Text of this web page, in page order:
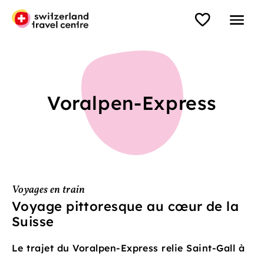
Voralpen-Express
Voyages en train
Voyage pittoresque au cœur de la
Suisse
Le trajet du Voralpen-Express relie Saint-Gall à